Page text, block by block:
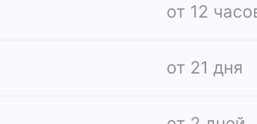
от 12
от 21 дня